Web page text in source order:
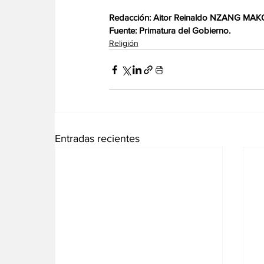
Redacción: Aitor Reinaldo NZANG
Fuente: Primatura del Gobierno.
Religión
Entradas recientes